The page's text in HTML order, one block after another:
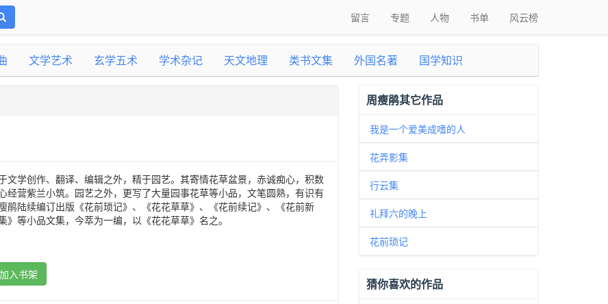
留言 专题 人物 书单 风云榜
文学艺术 玄学五术 学术杂记 天文地理 类书文集 外国名著 国学知识
文学创作、翻译、编辑之外，精于园艺。其寄情花草盆景，赤诚痴心，积数
经营紫兰小筑。园艺之外，更写了大量园事花草等小品，文笔圆熟，有识有
鹃陆续编订出版《花前琐记》、《花花草草》、《花前续记》、《花前新
等小品文集，今萃为一编，以《花花草草》名之。
加入书架
周瘦鹃其它作品
我是一个爱美成嗜的人
花弄影集
行云集
礼拜六的晚上
花前琐记
猜你喜欢的作品